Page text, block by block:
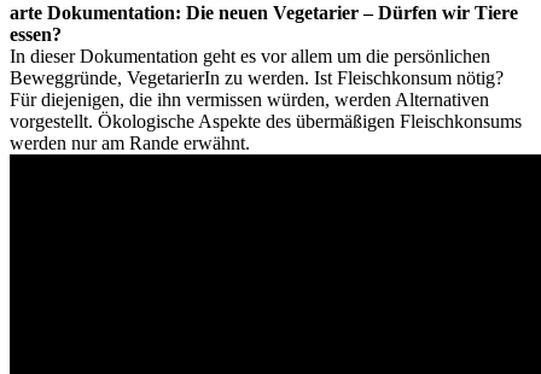
arte Dokumentation: Die neuen Vegetarier – Dürfen wir Tiere
essen?
In dieser Dokumentation geht es vor allem um die persönlichen
Beweggründe, VegetarierIn zu werden. Ist Fleischkonsum nötig?
Für diejenigen, die ihn vermissen würden, werden Alternativen
vorgestellt. Ökologische Aspekte des übermäßigen Fleischkonsums
werden nur am Rande erwähnt.